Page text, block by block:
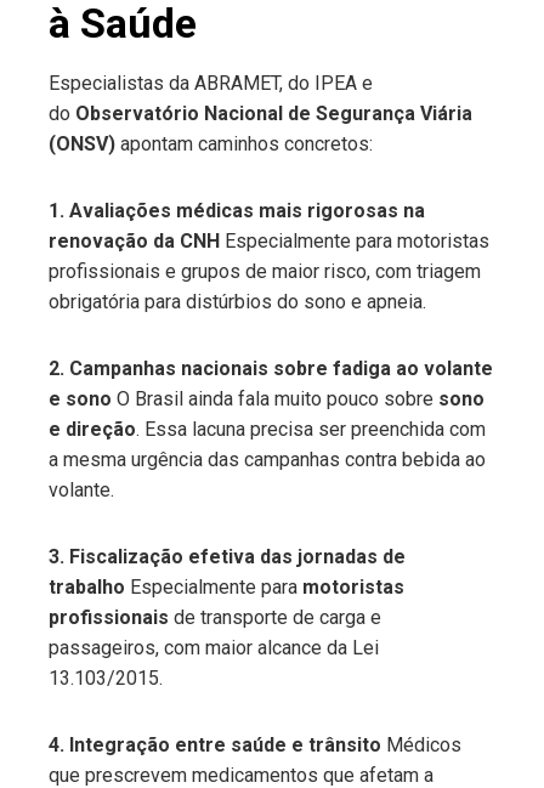
à Saúde
Especialistas da ABRAMET, do IPEA e
do Observatório Nacional de Segurança Viária
(ONSV) apontam caminhos concretos:
1. Avaliações médicas mais rigorosas na
renovação da CNH Especialmente para motoristas
profissionais e grupos de maior risco, com triagem
obrigatória para distúrbios do sono e apneia.
2. Campanhas nacionais sobre fadiga ao volante
e sono O Brasil ainda fala muito pouco sobre sono
e direção. Essa lacuna precisa ser preenchida com
a mesma urgência das campanhas contra bebida ao
volante.
3. Fiscalização efetiva das jornadas de
trabalho Especialmente para motoristas
profissionais de transporte de carga e
passageiros, com maior alcance da Lei
13.103/2015.
4. Integração entre saúde e trânsito Médicos
que prescrevem medicamentos que afetam a